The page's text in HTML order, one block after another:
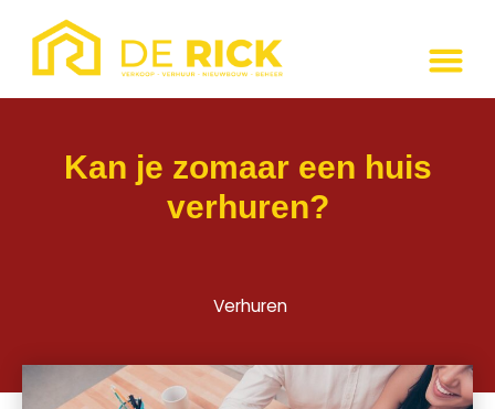
Kan je zomaar een huis
verhuren?
Verhuren